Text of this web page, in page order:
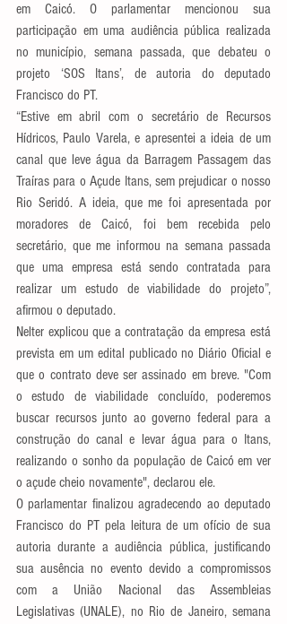
em Caicó. O parlamentar mencionou sua
participação em uma audiência pública realizada
no município, semana passada, que debateu o
projeto ‘SOS Itans’, de autoria do deputado
Francisco do PT.
“Estive em abril com o secretário de Recursos
Hídricos, Paulo Varela, e apresentei a ideia de um
canal que leve água da Barragem Passagem das
Traíras para o Açude Itans, sem prejudicar o nosso
Rio Seridó. A ideia, que me foi apresentada por
moradores de Caicó, foi bem recebida pelo
secretário, que me informou na semana passada
que uma empresa está sendo contratada para
realizar um estudo de viabilidade do projeto”,
afirmou o deputado.
Nelter explicou que a contratação da empresa está
prevista em um edital publicado no Diário Oficial e
que o contrato deve ser assinado em breve. "Com
o estudo de viabilidade concluído, poderemos
buscar recursos junto ao governo federal para a
construção do canal e levar água para o Itans,
realizando o sonho da população de Caicó em ver
o açude cheio novamente", declarou ele.
O parlamentar finalizou agradecendo ao deputado
Francisco do PT pela leitura de um ofício de sua
autoria durante a audiência pública, justificando
sua ausência no evento devido a compromissos
com a União Nacional das Assembleias
Legislativas (UNALE), no Rio de Janeiro, semana